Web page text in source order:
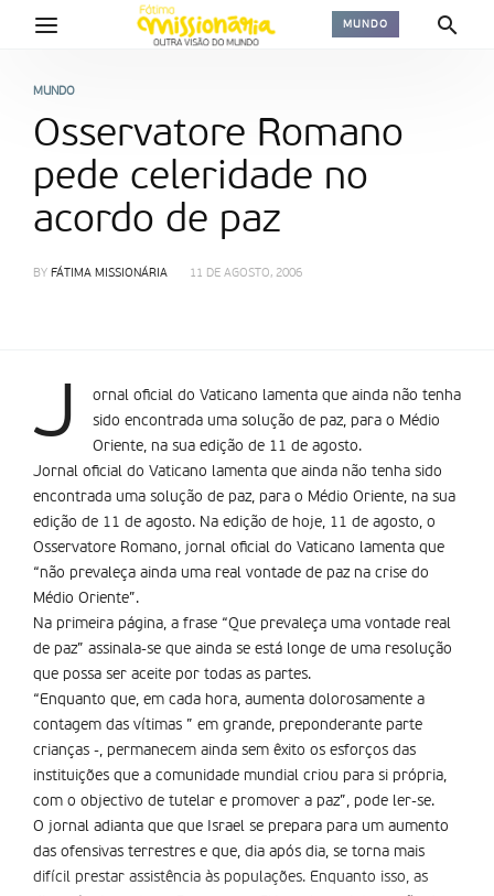
MUNDO
MUNDO
Osservatore Romano
pede celeridade no
acordo de paz
BY FÁTIMA MISSIONÁRIA 11 DE AGOSTO, 2006
J
ornal oficial do Vaticano lamenta que ainda não tenha
sido encontrada uma solução de paz, para o Médio
Oriente, na sua edição de 11 de agosto.
Jornal oficial do Vaticano lamenta que ainda não tenha sido
encontrada uma solução de paz, para o Médio Oriente, na sua
edição de 11 de agosto. Na edição de hoje, 11 de agosto, o
Osservatore Romano, jornal oficial do Vaticano lamenta que
“não prevaleça ainda uma real vontade de paz na crise do
Médio Oriente”.
Na primeira página, a frase “Que prevaleça uma vontade real
de paz” assinala-se que ainda se está longe de uma resolução
que possa ser aceite por todas as partes.
“Enquanto que, em cada hora, aumenta dolorosamente a
contagem das vítimas ” em grande, preponderante parte
crianças -, permanecem ainda sem êxito os esforços das
instituições que a comunidade mundial criou para si própria,
com o objectivo de tutelar e promover a paz”, pode ler-se.
O jornal adianta que que Israel se prepara para um aumento
das ofensivas terrestres e que, dia após dia, se torna mais
difícil prestar assistência às populações. Enquanto isso, as